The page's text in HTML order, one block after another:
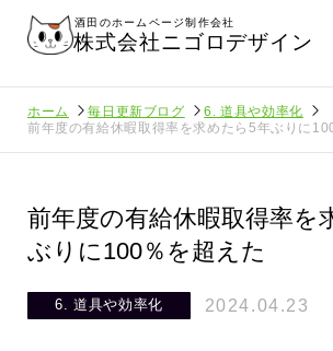
酒田のホームページ制作会社
株式会社ニゴロデザイン
ホーム 毎日更新ブログ
6. 道具や効率化
前年度の有給休暇取得率を求めたら5年ぶりに
前年度の有給休暇取得率を
ぶりに100％を超えた
6. 道具や効率化 2024.04.23